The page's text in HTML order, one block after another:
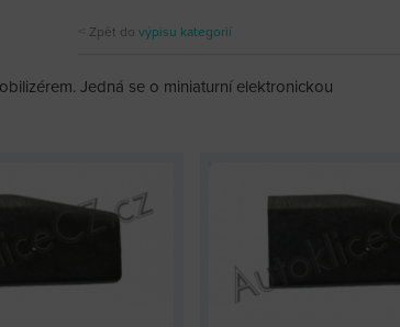
Zpět do výpisu kategorií
Jedná se o miniaturní elektronickou